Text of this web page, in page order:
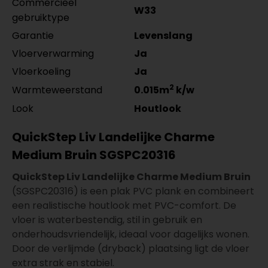
Commercieel
gebruiktype
W33
Garantie
Levenslang
Vloerverwarming
Ja
Vloerkoeling
Ja
Warmteweerstand
0.015m2 k/w
Look
Houtlook
QuickStep Liv Landelijke Charme
Medium Bruin SGSPC20316
QuickStep Liv Landelijke Charme Medium Bruin
(SGSPC20316) is een plak PVC plank en combineert
een realistische houtlook met PVC-comfort. De
vloer is waterbestendig, stil in gebruik en
onderhoudsvriendelijk, ideaal voor dagelijks wonen.
Door de verlijmde (dryback) plaatsing ligt de vloer
extra strak en stabiel.